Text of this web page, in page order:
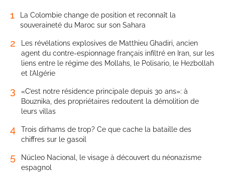
1
La Colombie change de position et reconnaît la
souveraineté du Maroc sur son Sahara
2
Les révélations explosives de Matthieu Ghadiri, ancien
agent du contre-espionnage français infiltré en Iran, sur les
liens entre le régime des Mollahs, le Polisario, le Hezbollah
et l’Algérie
3
«C’est notre résidence principale depuis 30 ans»: à
Bouznika, des propriétaires redoutent la démolition de
leurs villas
4
Trois dirhams de trop? Ce que cache la bataille des
chiffres sur le gasoil
5
Núcleo Nacional, le visage à découvert du néonazisme
espagnol